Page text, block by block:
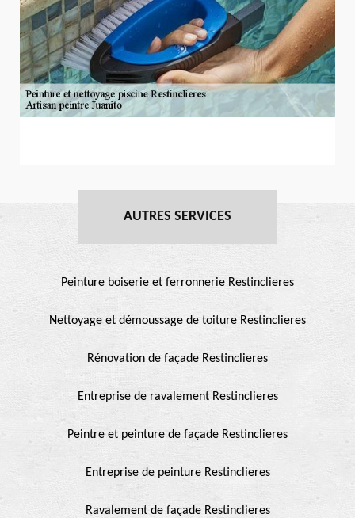
AUTRES SERVICES
Peinture boiserie et ferronnerie Restinclieres
Nettoyage et démoussage de toiture Restinclieres
Rénovation de façade Restinclieres
Entreprise de ravalement Restinclieres
Peintre et peinture de façade Restinclieres
Entreprise de peinture Restinclieres
Ravalement de façade Restinclieres